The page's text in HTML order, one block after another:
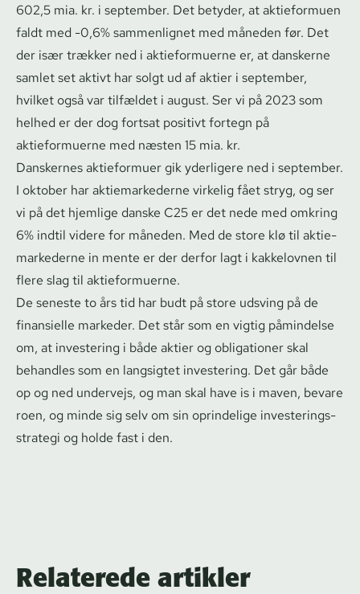
602,5 mia. kr. i september. Det betyder, at aktieformuen
faldt med -0,6% sammenlignet med måneden før. Det
der især trækker ned i aktieformuerne er, at danskerne
samlet set aktivt har solgt ud af aktier i september,
hvilket også var tilfældet i august. Ser vi på 2023 som
helhed er der dog fortsat positivt fortegn på
aktieformuerne med næsten 15 mia. kr.
Danskernes aktieformuer gik yderligere ned i september.
I oktober har ak­tie­mar­ke­der­ne virkelig fået stryg, og ser
vi på det hjemlige danske C25 er det nede med omkring
6% indtil videre for måneden. Med de store klø til ak­tie­
mar­ke­der­ne in mente er der derfor lagt i kakkelovnen til
flere slag til aktieformuerne.
De seneste to års tid har budt på store udsving på de
finansielle markeder. Det står som en vigtig påmindelse
om, at investering i både aktier og obligationer skal
behandles som en langsigtet investering. Det går både
op og ned undervejs, og man skal have is i maven, bevare
roen, og minde sig selv om sin oprindelige in­ve­ste­rings­
stra­te­gi og holde fast i den.
Relaterede artikler